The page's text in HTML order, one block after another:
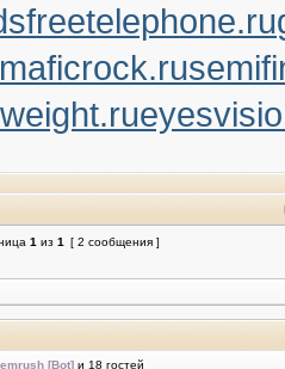
1 из 1 [ 2 сообщения ]
[Bot] и 18 гостей